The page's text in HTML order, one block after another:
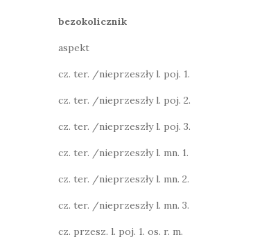
bezokolicznik
aspekt
cz. ter. /nieprzeszły l. poj. 1.
cz. ter. /nieprzeszły l. poj. 2.
cz. ter. /nieprzeszły l. poj. 3.
cz. ter. /nieprzeszły l. mn. 1.
cz. ter. /nieprzeszły l. mn. 2.
cz. ter. /nieprzeszły l. mn. 3.
cz. przesz. l. poj. 1. os. r. m.